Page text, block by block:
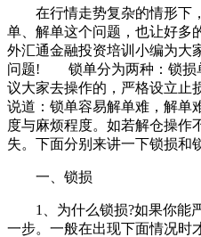
在行情走势复杂的情形下
单、解单这个问题，也让好多
外汇通金融投资培训小编为大
问题! 锁单分为两种：锁损
议大家去操作的，严格设立止
说道：锁单容易解单难，解单
度与麻烦程度。如若解仓操作
失。下面分别来讲一下锁损和
一、锁损
1、为什么锁损?如果你能
一步。一般在出现下面情况时